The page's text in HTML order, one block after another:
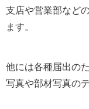
支店や営業部など
ます。
他には各種届出の
写真や部材写真の